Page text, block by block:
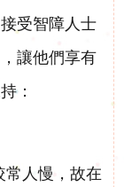
受智障人士
讓他們享有
：
常人慢，故在